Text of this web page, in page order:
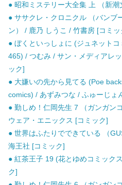
● 昭和ミステリー大全集 上 （新
● ササクレ・クロニクル （バンブ
ン） / 鹿乃 しうこ / 竹書房 [コミッ
● ぼくといっしょに (ジュネット
465) / つむみ / サン・メディアレ
ック]
● 大嫌いの先から見てる (Poe
comics) / あずみつな / ふゅーじょ
● 勤しめ！仁岡先生 7 （ガンガン
ウェア・エニックス [コミック]
● 世界はふたりでできている （
海王社 [コミック]
● 紅茶王子 19 (花とゆめコミック
ク]